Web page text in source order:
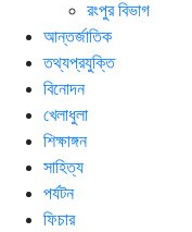
রংপুর বিভাগ
আন্তর্জাতিক
তথ্যপ্রযুক্তি
বিনোদন
খেলাধুলা
শিক্ষাঙ্গন
সাহিত্য
পর্যটন
ফিচার